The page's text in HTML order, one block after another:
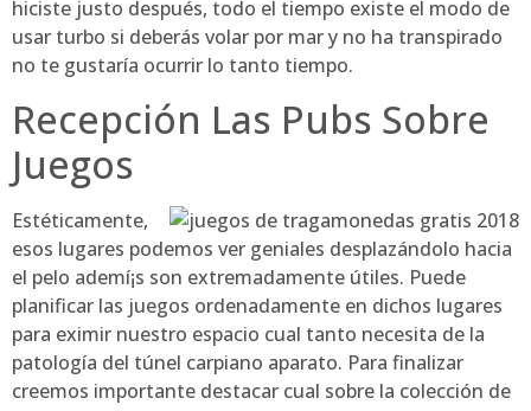
hiciste justo después, todo el tiempo existe el modo de
usar turbo si deberás volar por mar y no ha transpirado
no te gustaría ocurrir lo tanto tiempo.
Recepción Las Pubs Sobre
Juegos
Estéticamente,
esos lugares podemos ver geniales desplazándolo hacia
el pelo ademí¡s son extremadamente útiles. Puede
planificar las juegos ordenadamente en dichos lugares
para eximir nuestro espacio cual tanto necesita de la
patologí­a del túnel carpiano aparato. Para finalizar
creemos importante destacar cual sobre la colección de